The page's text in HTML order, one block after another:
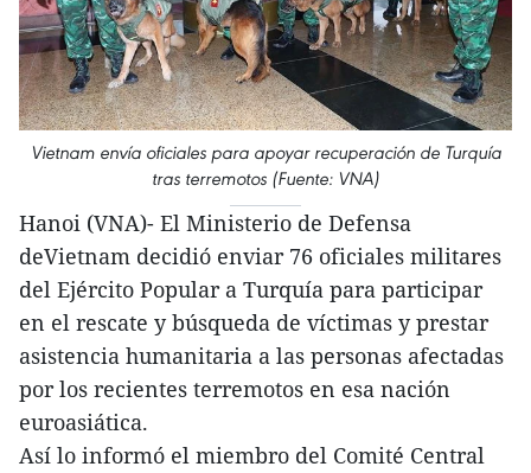
Vietnam envía oficiales para apoyar recuperación de Turquía
tras terremotos (Fuente: VNA)
Hanoi (VNA)- El Ministerio de Defensa
deVietnam decidió enviar 76 oficiales militares
del Ejército Popular a Turquía para participar
en el rescate y búsqueda de víctimas y prestar
asistencia humanitaria a las personas afectadas
por los recientes terremotos en esa nación
euroasiática.
Así lo informó el miembro del Comité Central